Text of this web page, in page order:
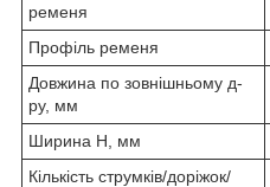
ременя
Профіль ременя
Довжина по зовнішньому д-
ру, мм
Ширина H, мм
Кількість струмків/доріжок/